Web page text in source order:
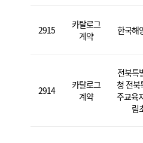
2915
카탈로그
계약
한국해
2914
카탈로그
계약
전북특
청 전북
주교육
림